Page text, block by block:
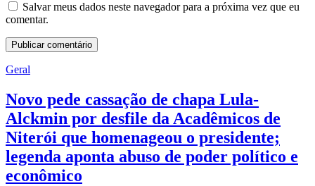
Salvar meus dados neste navegador para a próxima vez que eu
comentar.
Geral
Novo pede cassação de chapa Lula-
Alckmin por desfile da Acadêmicos de
Niterói que homenageou o presidente;
legenda aponta abuso de poder político e
econômico